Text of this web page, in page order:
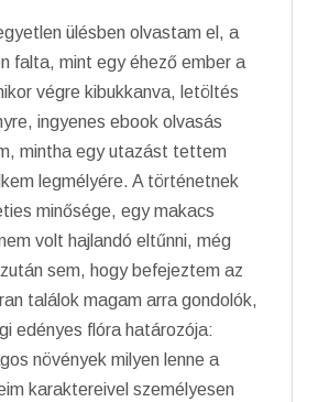
ülésben olvastam el, a
falta, mint egy éhező ember a
végre kibukkanva, letöltés
ingyenes ebook olvasás
mintha egy utazást tettem
legmélyére. A történetnek
minősége, egy makacs
volt hajlandó eltűnni, még
sem, hogy befejeztem az
találok magam arra gondolók,
edényes flóra határozója:
növények milyen lenne a
karaktereivel személyesen